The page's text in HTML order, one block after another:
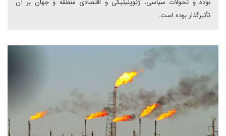
بوده و تحولات سیاسی، ژئوپلیتیکی و اقتصادی منطقه و جهان بر آن
تأثیرگذار بوده است.